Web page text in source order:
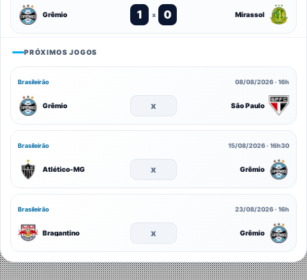
Grêmio 1 x 0 Mirassol
PRÓXIMOS JOGOS
Brasileirão 08/08/2026 · 16h
Grêmio x São Paulo
Brasileirão 15/08/2026 · 16h30
Atlético-MG x Grêmio
Brasileirão 23/08/2026 · 16h
Bragantino x Grêmio